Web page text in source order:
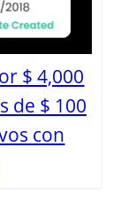
$ 4,000
de $ 100
con